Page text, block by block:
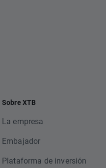
Sobre XTB
La empresa
Embajador
Plataforma de inversión